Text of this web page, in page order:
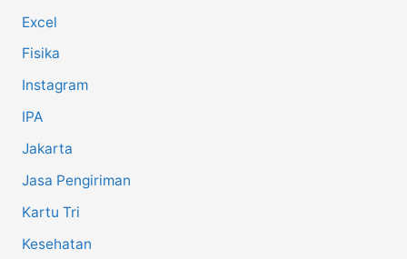
Excel
Fisika
Instagram
IPA
Jakarta
Jasa Pengiriman
Kartu Tri
Kesehatan